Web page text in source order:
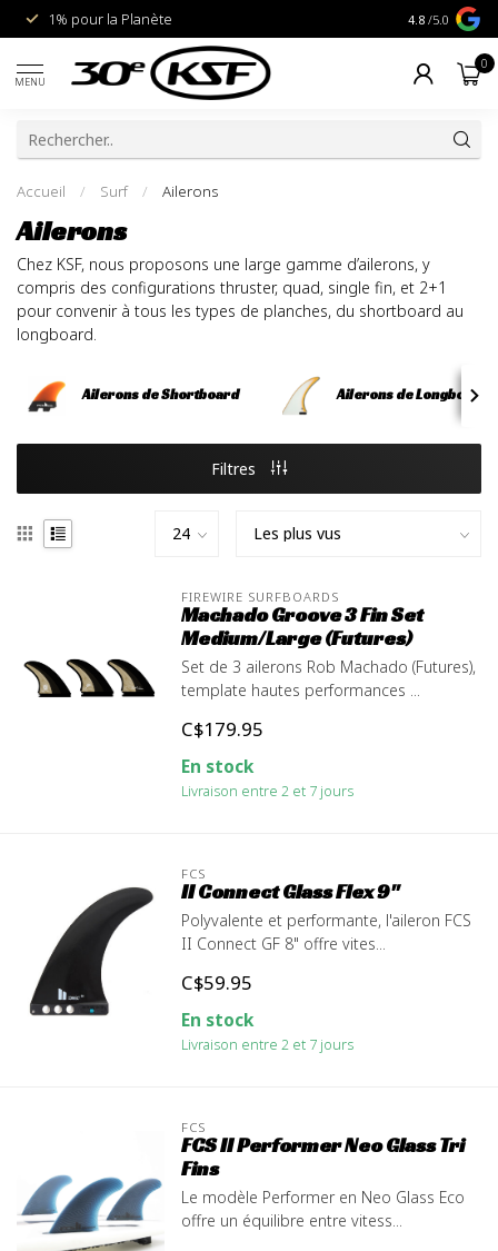
1% pour la Planète Livraison
4.8 /5.0
MENU
0
Accueil / Surf / Ailerons
Ailerons
Chez KSF, nous proposons une large gamme d’ailerons, y
compris des configurations thruster, quad, single fin, et 2+1
pour convenir à tous les types de planches, du shortboard au
longboard.
Ailerons de Shortboard Ailerons de Longboard
Filtres
FIREWIRE SURFBOARDS
Machado Groove 3 Fin Set
Medium/Large (Futures)
Set de 3 ailerons Rob Machado (Futures),
template hautes performances ...
C$179.95
En stock
Livraison entre 2 et 7 jours
FCS
II Connect Glass Flex 9"
Polyvalente et performante, l'aileron FCS
II Connect GF 8" offre vites...
C$59.95
En stock
Livraison entre 2 et 7 jours
FCS
FCS II Performer Neo Glass Tri
Fins
Le modèle Performer en Neo Glass Eco
offre un équilibre entre vitess...